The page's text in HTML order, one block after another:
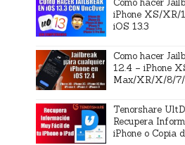
Cómo hacer
iPhone XS/XR/
iOS 13.3
Como hacer
12.4 – iPhone
Max/XR/X/8/
Tenorshare
Recupera
iPhone o Copia